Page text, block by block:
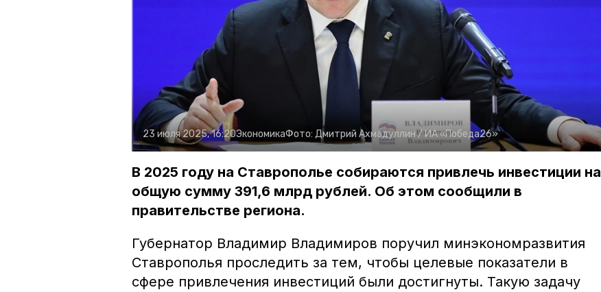
23 июля 2025, 16:20ЭкономикаФото: Дмитрий Ахмадуллин /ИА «Победа26»
В 2025 году на Ставрополье собираются привлечь инвестиции на
общую сумму 391,6 млрд рублей. Об этом сообщили в
правительстве региона.
Губернатор Владимир Владимиров поручил минэкономразвития
Ставрополья проследить за тем, чтобы целевые показатели в
сфере привлечения инвестиций были достигнуты. Такую задачу